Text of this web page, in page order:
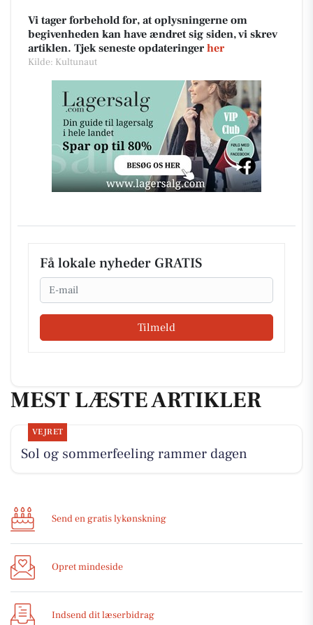
Vi tager forbehold for, at oplysningerne om
begivenheden kan have ændret sig siden, vi skrev
artiklen. Tjek seneste opdateringer her
Kilde: Kultunaut
Få lokale nyheder GRATIS
Email
Tilmeld
MEST LÆSTE ARTIKLER
VEJRET
Sol og sommerfeeling rammer dagen
Send en gratis lykønskning
Opret mindeside
Indsend dit læserbidrag